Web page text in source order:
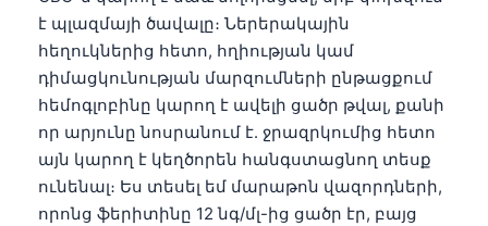
է պլազմայի ծավալը։ Ներերակային
հեղուկներից հետո, հղիության կամ
դիմացկունության մարզումների ընթացքում
հեմոգլոբինը կարող է ավելի ցածր թվալ, քանի
որ արյունը նոսրանում է. ջրազրկումից հետո
այն կարող է կեղծորեն հանգստացնող տեսք
ունենալ։ Ես տեսել եմ մարաթոն վազորդների,
որոնց ֆերիտինը 12 նգ/մլ-ից ցածր էր, բայց